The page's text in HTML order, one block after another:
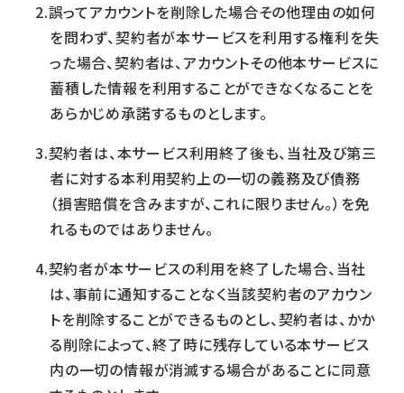
誤ってアカウントを削除した場合その他理由の如何
を問わず、契約者が本サービスを利用する権利を失
った場合、契約者は、アカウントその他本サービスに
蓄積した情報を利用することができなくなることを
あらかじめ承諾するものとします。
契約者は、本サービス利用終了後も、当社及び第三
者に対する本利用契約上の一切の義務及び債務
（損害賠償を含みますが、これに限りません。）を免
れるものではありません。
契約者が本サービスの利用を終了した場合、当社
は、事前に通知することなく当該契約者のアカウン
トを削除することができるものとし、契約者は、かか
る削除によって、終了時に残存している本サービス
内の一切の情報が消滅する場合があることに同意